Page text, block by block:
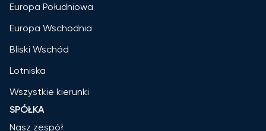
Europa Południowa
Europa Wschodnia
Bliski Wschód
Lotniska
Wszystkie kierunki
SPÓŁKA
Nasz zespół